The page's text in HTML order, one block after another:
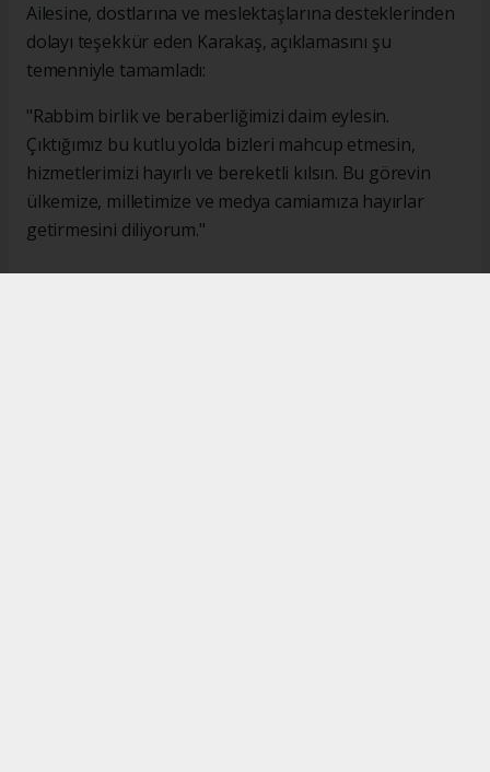
Ailesine, dostlarına ve meslektaşlarına desteklerinden
dolayı teşekkür eden Karakaş, açıklamasını şu
temenniyle tamamladı:
"Rabbim birlik ve beraberliğimizi daim eylesin.
Çıktığımız bu kutlu yolda bizleri mahcup etmesin,
hizmetlerimizi hayırlı ve bereketli kılsın. Bu görevin
ülkemize, milletimize ve medya camiamıza hayırlar
getirmesini diliyorum."